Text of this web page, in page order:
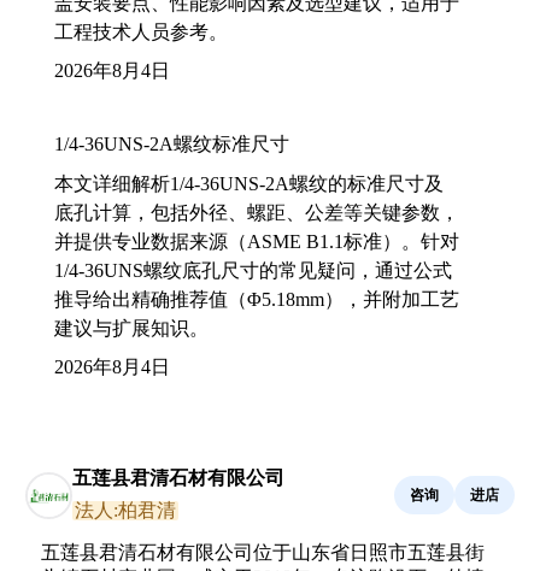
工程技术人员参考。
2026年8月4日
1/4-36UNS-2A螺纹标准尺寸
本文详细解析1/4-36UNS-2A螺纹的标准尺寸及
底孔计算，包括外径、螺距、公差等关键参数，
并提供专业数据来源（ASME B1.1标准）。针对
1/4-36UNS螺纹底孔尺寸的常见疑问，通过公式
推导给出精确推荐值（Φ5.18mm），并附加工艺
建议与扩展知识。
2026年8月4日
五莲县君清石材有限公司
法人:柏君清
咨询 进店
五莲县君清石材有限公司位于山东省日照市五莲县街